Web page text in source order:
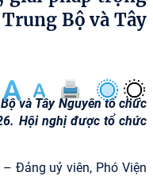
Bộ và Tây
và Tây Nguyên tổ chức
Hội nghị được tổ chức
Đảng uỷ viên, Phó Viện